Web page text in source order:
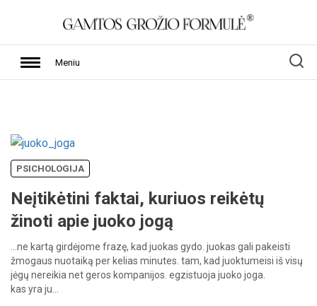
Meniu
PSICHOLOGIJA
Neįtikėtini faktai, kuriuos reikėtų
žinoti apie juoko jogą
…ne kartą girdėjome frazę, kad juokas gydo. juokas gali pakeisti
žmogaus nuotaiką per kelias minutes. tam, kad juoktumeisi išvisų
jėgų nereikia netgeros kompanijos. egzistuoja juoko joga.
kas yra ju…